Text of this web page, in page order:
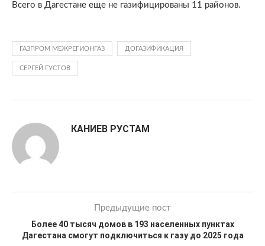
Всего в Дагестане еще не газифицированы 11 районов.
ГАЗПРОМ МЕЖРЕГИОНГАЗ ДОГАЗИФИКАЦИЯ
СЕРГЕЙ ГУСТОВ
КАНИЕВ РУСТАМ
Предыдущие пост
Более 40 тысяч домов в 193 населенных пунктах
Дагестана смогут подключиться к газу до 2025 года